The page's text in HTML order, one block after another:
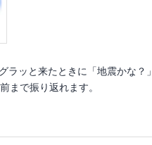
ラッと来たときに「地震かな？」
まで振り返れます。